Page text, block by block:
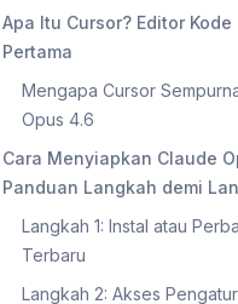
Apa Itu Cursor? Editor Kode
Pertama
Mengapa Cursor
Opus 4.6
Cara Menyiapkan Claude
Panduan Langkah demi
Langkah 1: Instal atau
Terbaru
Langkah 2: Akses